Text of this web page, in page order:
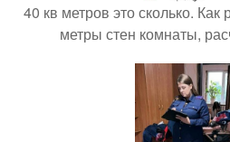
40 кв метров это сколько. Как
метры стен комнаты,